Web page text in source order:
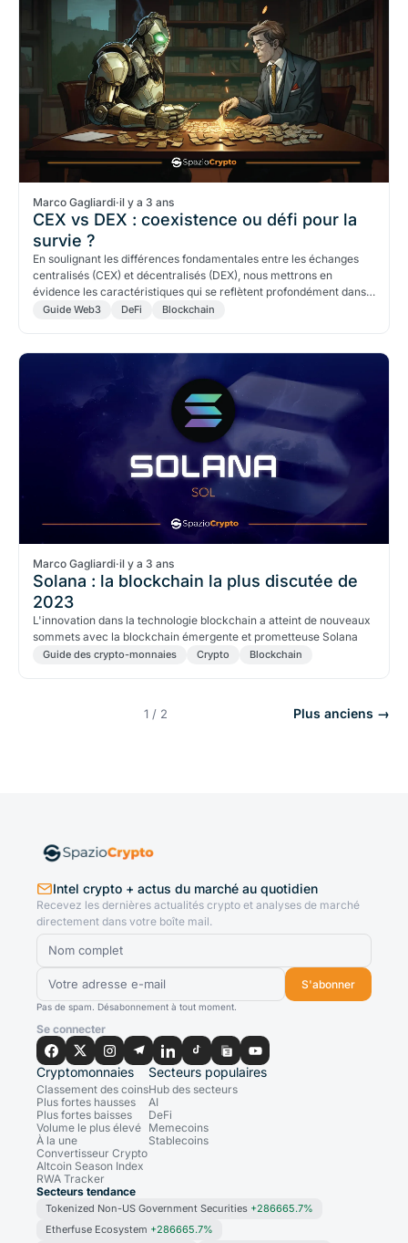
Marco Gagliardi·il y a 3 ans
CEX vs DEX : coexistence ou défi pour la
survie ?
En soulignant les différences fondamentales entre les échanges
centralisés (CEX) et décentralisés (DEX), nous mettrons en
évidence les caractéristiques qui se reflètent profondément dans
la dynamique de la finance numérique liée aux crypto-monnaies.
Guide Web3 DeFi Blockchain
Marco Gagliardi·il y a 3 ans
Solana : la blockchain la plus discutée de
2023
L'innovation dans la technologie blockchain a atteint de nouveaux
sommets avec la blockchain émergente et prometteuse Solana
Guide des crypto-monnaies Crypto Blockchain
1 / 2 Plus anciens →
Intel crypto + actus du marché au quotidien
Recevez les dernières actualités crypto et analyses de marché
directement dans votre boîte mail.
S'abonner
Pas de spam. Désabonnement à tout moment.
Se connecter
Cryptomonnaies
Classement des coins
Plus fortes hausses
Plus fortes baisses
Volume le plus élevé
À la une
Convertisseur Crypto
Altcoin Season Index
RWA Tracker
Secteurs populaires
Hub des secteurs
AI
DeFi
Memecoins
Stablecoins
Secteurs tendance
Tokenized Non-US Government Securities +286665.7%
Etherfuse Ecosystem +286665.7%